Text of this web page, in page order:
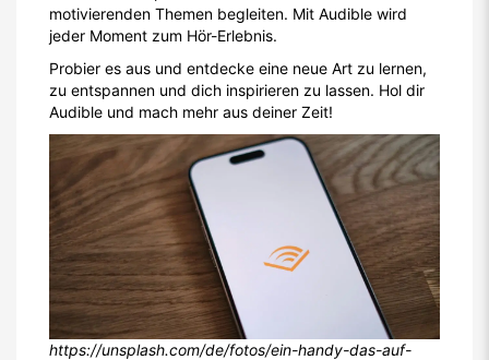
motivierenden Themen begleiten. Mit Audible wird
jeder Moment zum Hör-Erlebnis.
Probier es aus und entdecke eine neue Art zu lernen,
zu entspannen und dich inspirieren zu lassen. Hol dir
Audible und mach mehr aus deiner Zeit!
https://unsplash.com/de/fotos/ein-handy-das-auf-